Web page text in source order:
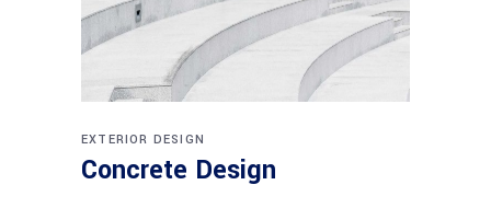
EXTERIOR DESIGN
Concrete Design